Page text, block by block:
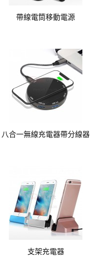
帶線電筒移動電源
八合一無線充電器帶分線器
支架充電器